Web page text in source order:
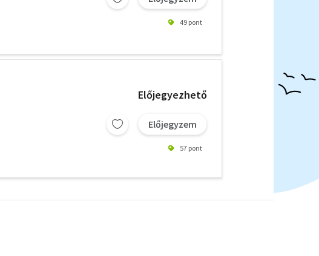
49 pont
Előjegyezhető
Előjegyzem
57 pont